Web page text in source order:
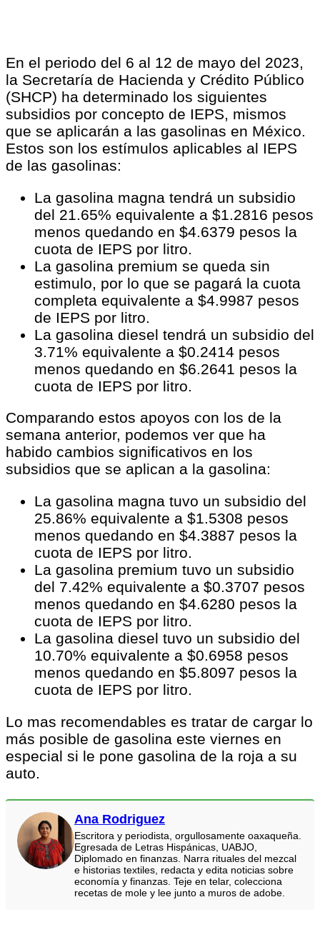
En el periodo del 6 al 12 de mayo del 2023,
la Secretaría de Hacienda y Crédito Público
(SHCP) ha determinado los siguientes
subsidios por concepto de IEPS, mismos
que se aplicarán a las gasolinas en México.
Estos son los estímulos aplicables al IEPS
de las gasolinas:
La gasolina magna tendrá un subsidio
del 21.65% equivalente a $1.2816 pesos
menos quedando en $4.6379 pesos la
cuota de IEPS por litro.
La gasolina premium se queda sin
estimulo, por lo que se pagará la cuota
completa equivalente a $4.9987 pesos
de IEPS por litro.
La gasolina diesel tendrá un subsidio del
3.71% equivalente a $0.2414 pesos
menos quedando en $6.2641 pesos la
cuota de IEPS por litro.
Comparando estos apoyos con los de la
semana anterior, podemos ver que ha
habido cambios significativos en los
subsidios que se aplican a la gasolina:
La gasolina magna tuvo un subsidio del
25.86% equivalente a $1.5308 pesos
menos quedando en $4.3887 pesos la
cuota de IEPS por litro.
La gasolina premium tuvo un subsidio
del 7.42% equivalente a $0.3707 pesos
menos quedando en $4.6280 pesos la
cuota de IEPS por litro.
La gasolina diesel tuvo un subsidio del
10.70% equivalente a $0.6958 pesos
menos quedando en $5.8097 pesos la
cuota de IEPS por litro.
Lo mas recomendables es tratar de cargar lo
más posible de gasolina este viernes en
especial si le pone gasolina de la roja a su
auto.
Ana Rodriguez
Escritora y periodista, orgullosamente oaxaqueña.
Egresada de Letras Hispánicas, UABJO,
Diplomado en finanzas. Narra rituales del mezcal
e historias textiles, redacta y edita noticias sobre
economía y finanzas. Teje en telar, colecciona
recetas de mole y lee junto a muros de adobe.